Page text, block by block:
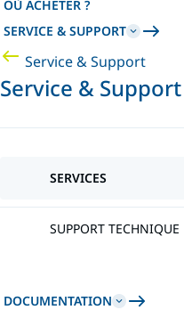
OÙ ACHETER ?
SERVICE & SUPPORT
Service & Support
Service & Support
SERVICES
SUPPORT TECHNIQUE
DOCUMENTATION